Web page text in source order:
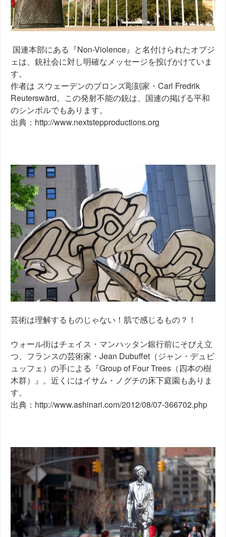
国連本部にある『Non-Violence』と名付けられたオブジ
ェは、銃社会に対し明確なメッセージを投げかけていま
す。
作者は スウェーデンのブロンズ彫刻家・Carl Fredrik
Reuterswärd。この発射不能の銃は、国連の掲げる平和
のシンボルでもあります。
出典： http://www.nextstepproductions.org
芸術は理解するものじゃない！肌で感じるもの？！
ウォール街はチェイス・マンハッタン銀行前にそびえ立
つ、フランスの芸術家・Jean Dubuffet（ジャン・デュビ
ュッフェ）の手による『Group of Four Trees（四本の樹
木群）』。近くにはイサム・ノグチの床下庭園もありま
す。
出典：http://www.ashinari.com/2012/08/07-366702.php